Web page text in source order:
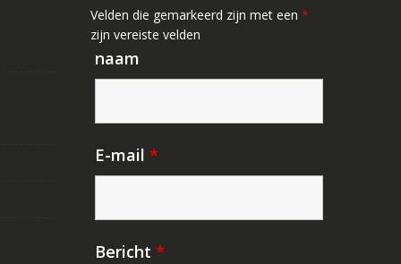
Velden die gemarkeerd zijn met een *
zijn vereiste velden
naam
E-mail *
Bericht *